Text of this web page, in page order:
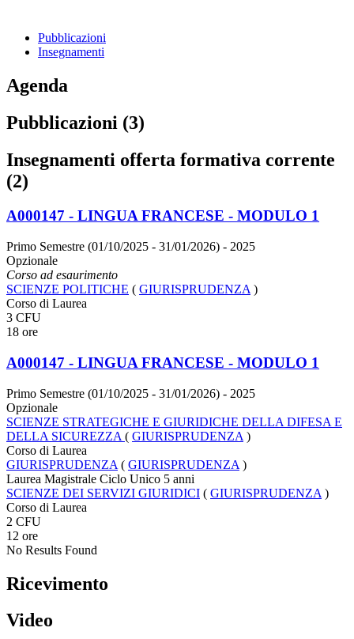
Pubblicazioni
Insegnamenti
Agenda
Pubblicazioni (3)
Insegnamenti offerta formativa corrente
(2)
A000147 - LINGUA FRANCESE - MODULO 1
Primo Semestre (01/10/2025 - 31/01/2026) - 2025
Opzionale
Corso ad esaurimento
SCIENZE POLITICHE ( GIURISPRUDENZA )
Corso di Laurea
3 CFU
18 ore
A000147 - LINGUA FRANCESE - MODULO 1
Primo Semestre (01/10/2025 - 31/01/2026) - 2025
Opzionale
SCIENZE STRATEGICHE E GIURIDICHE DELLA DIFESA E
DELLA SICUREZZA ( GIURISPRUDENZA )
Corso di Laurea
GIURISPRUDENZA ( GIURISPRUDENZA )
Laurea Magistrale Ciclo Unico 5 anni
SCIENZE DEI SERVIZI GIURIDICI ( GIURISPRUDENZA )
Corso di Laurea
2 CFU
12 ore
No Results Found
Ricevimento
Video